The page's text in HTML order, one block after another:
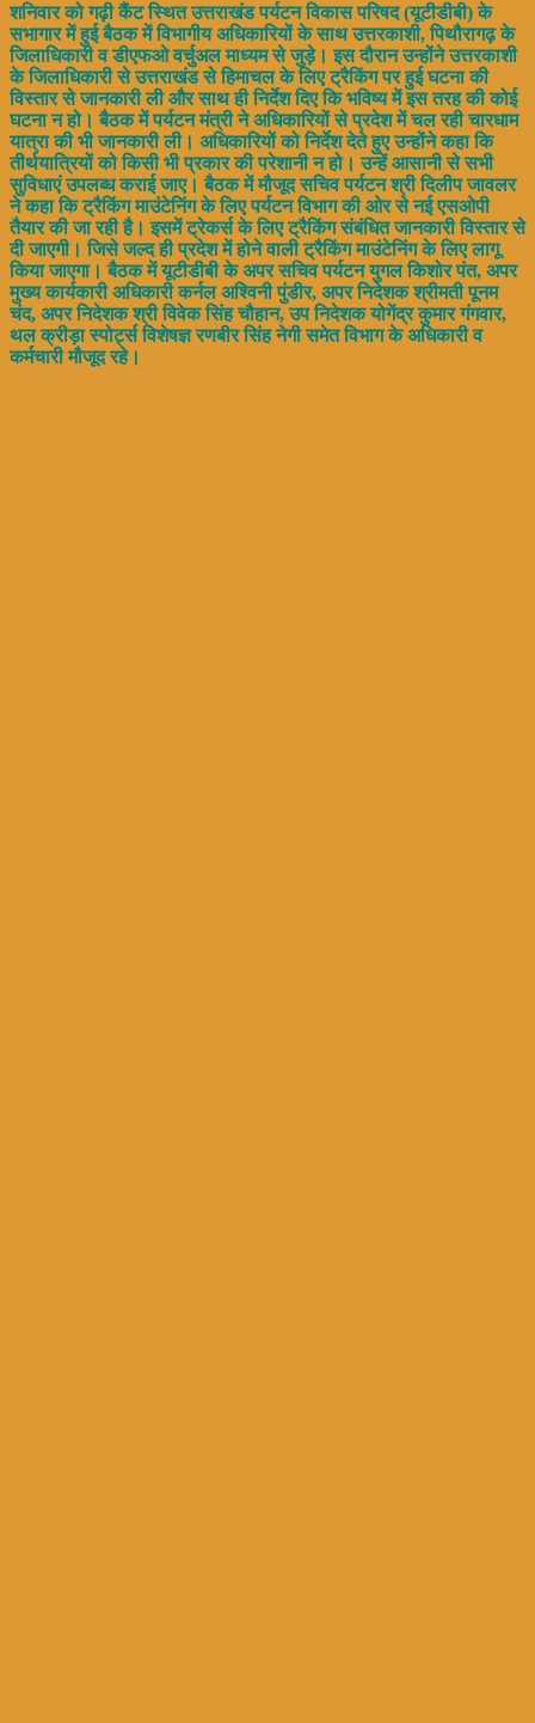
शनिवार को गढ़ी कैंट स्थित उत्तराखंड पर्यटन विकास परिषद (यूटीडीबी) के
सभागार में हुई बैठक में विभागीय अधिकारियों के साथ उत्तरकाशी, पिथौरागढ़ के
जिलाधिकारी व डीएफओ वर्चुअल माध्यम से जुड़े। इस दौरान उन्होंने उत्तरकाशी
के जिलाधिकारी से उत्तराखंड से हिमाचल के लिए ट्रैकिंग पर हुई घटना की
विस्तार से जानकारी ली और साथ ही निर्देश दिए कि भविष्य में इस तरह की कोई
घटना न हो। बैठक में पर्यटन मंत्री ने अधिकारियों से प्रदेश में चल रही चारधाम
यात्रा की भी जानकारी ली। अधिकारियों को निर्देश देते हुए उन्होंने कहा कि
तीर्थयात्रियों को किसी भी प्रकार की परेशानी न हो। उन्हें आसानी से सभी
सुविधाएं उपलब्ध कराई जाए। बैठक में मौजूद सचिव पर्यटन श्री दिलीप जावलर
ने कहा कि ट्रैकिंग माउंटेनिंग के लिए पर्यटन विभाग की ओर से नई एसओपी
तैयार की जा रही है। इसमें ट्रेकर्स के लिए ट्रैकिंग संबंधित जानकारी विस्तार से
दी जाएगी। जिसे जल्द ही प्रदेश में होने वाली ट्रैकिंग माउं‌टेनिंग के लिए लागू
किया जाएगा। बैठक में यूटीडीबी के अपर सचिव पर्यटन युगल किशोर पंत, अपर
मुख्य कार्यकारी अधिकारी कर्नल अश्विनी पुंडीर, अपर निदेशक श्रीमती पूनम
चंद, अपर निदेशक श्री विवेक सिंह चौहान, उप निदेशक योगेंद्र कुमार गंगवार,
थल क्रीड़ा स्पोर्ट्स विशेषज्ञ रणबीर सिंह नेगी समेत विभाग के अधिकारी व
कर्मचारी मौजूद रहे।